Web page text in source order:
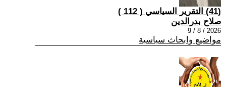
(41) التقرير السياسي ( 112 )
صلاح بدرالدين
2026 / 8 / 9
مواضيع وابحاث سياسية